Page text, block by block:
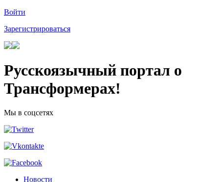
Войти
Зарегистрироваться
Русскоязычный портал о
Трансформерах!
Мы в соцсетях
Новости